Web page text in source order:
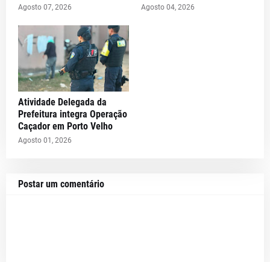
Agosto 07, 2026 Agosto 04, 2026
Atividade Delegada da
Prefeitura integra Operação
Caçador em Porto Velho
Agosto 01, 2026
Postar um comentário